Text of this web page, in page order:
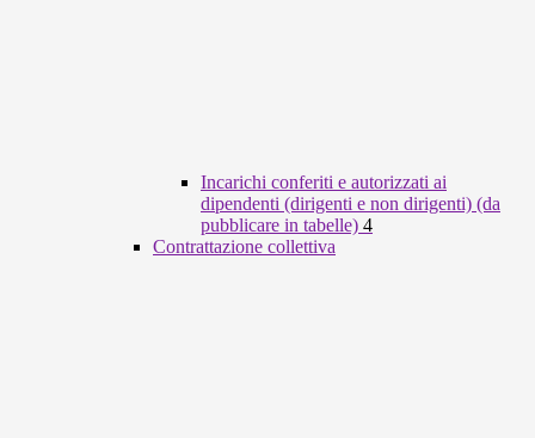
Incarichi conferiti e autorizzati ai
dipendenti (dirigenti e non dirigenti) (da
pubblicare in tabelle) 4
Contrattazione collettiva